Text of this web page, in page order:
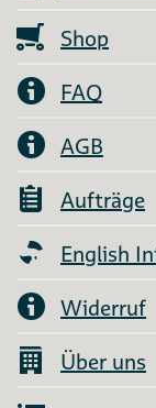
Shop
FAQ
AGB
Aufträge
English
Widerruf
Über uns